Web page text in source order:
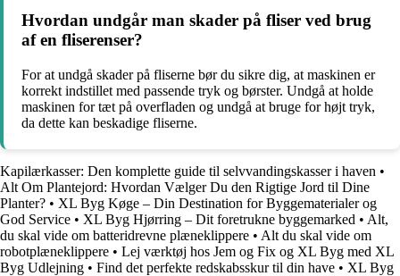
Hvordan undgår man skader på fliser ved brug
af en fliserenser?
For at undgå skader på fliserne bør du sikre dig, at maskinen er
korrekt indstillet med passende tryk og børster. Undgå at holde
maskinen for tæt på overfladen og undgå at bruge for højt tryk,
da dette kan beskadige fliserne.
Kapilærkasser: Den komplette guide til selvvandingskasser i haven •
Alt Om Plantejord: Hvordan Vælger Du den Rigtige Jord til Dine
Planter? • XL Byg Køge – Din Destination for Byggematerialer og
God Service • XL Byg Hjørring – Dit foretrukne byggemarked • Alt,
du skal vide om batteridrevne plæneklippere • Alt du skal vide om
robotplæneklippere • Lej værktøj hos Jem og Fix og XL Byg med XL
Byg Udlejning • Find det perfekte redskabsskur til din have • XL Byg